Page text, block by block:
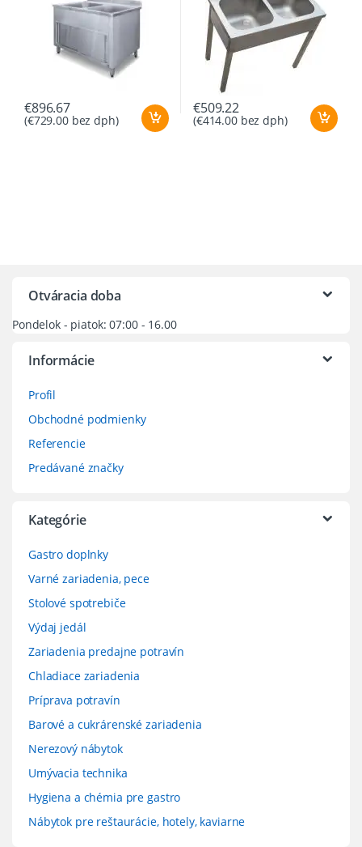
€896.67
(€729.00bez dph)
€509.22
(€414.00bez dph)
Otváracia doba
Pondelok - piatok: 07:00 - 16.00
Informácie
Profil
Obchodné podmienky
Referencie
Predávané značky
Kategórie
Gastro doplnky
Varné zariadenia, pece
Stolové spotrebiče
Výdaj jedál
Zariadenia predajne potravín
Chladiace zariadenia
Príprava potravín
Barové a cukrárenské zariadenia
Nerezový nábytok
Umývacia technika
Hygiena a chémia pre gastro
Nábytok pre reštaurácie, hotely, kaviarne